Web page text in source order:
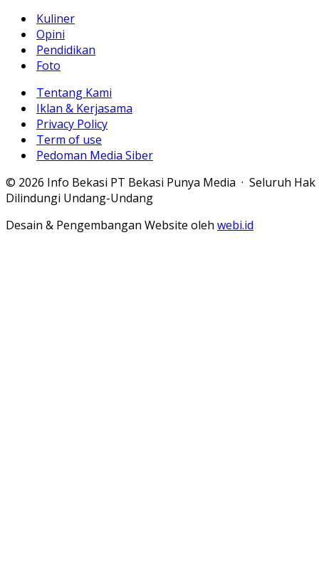
Kuliner
Opini
Pendidikan
Foto
Tentang Kami
Iklan & Kerjasama
Privacy Policy
Term of use
Pedoman Media Siber
© 2026 Info Bekasi PT Bekasi Punya Media · Seluruh Hak
Dilindungi Undang-Undang
Desain & Pengembangan Website oleh webi.id